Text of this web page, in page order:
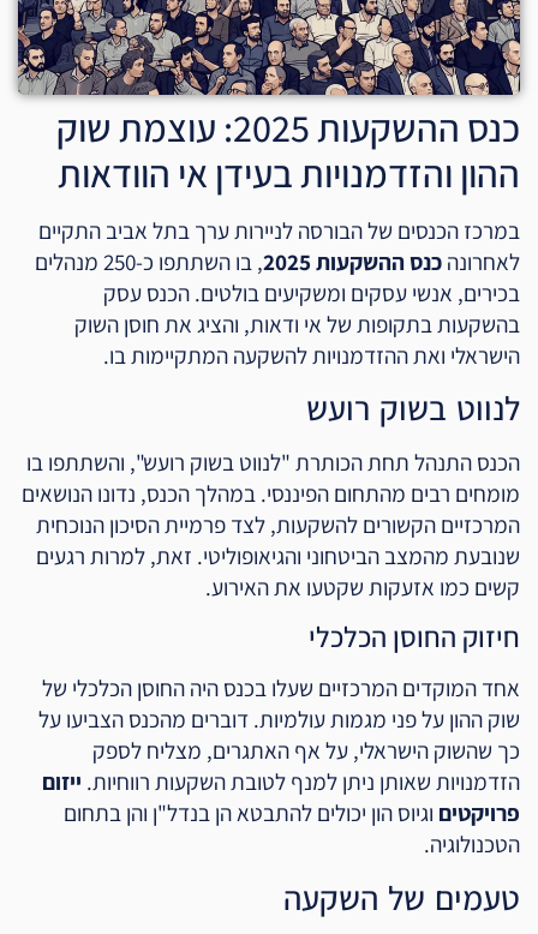
כנס ההשקעות 2025: עוצמת שוק
ההון והזדמנויות בעידן אי הוודאות
במרכז הכנסים של הבורסה לניירות ערך בתל אביב התקיים
לאחרונהכנס ההשקעות 2025
, בו השתתפו כ-250 מנהלים
בכירים, אנשי עסקים ומשקיעים בולטים. הכנס עסק
בהשקעות בתקופות של אי ודאות, והציג את חוסן השוק
הישראלי ואת ההזדמנויות להשקעה המתקיימות בו.
לנווט בשוק רועש
הכנס התנהל תחת הכותרת "לנווט בשוק רועש", והשתתפו בו
מומחים רבים מהתחום הפיננסי. במהלך הכנס, נדונו הנושאים
המרכזיים הקשורים להשקעות, לצד פרמיית הסיכון הנוכחית
שנובעת מהמצב הביטחוני והגיאופוליטי. זאת, למרות רגעים
קשים כמו אזעקות שקטעו את האירוע.
חיזוק החוסן הכלכלי
אחד המוקדים המרכזיים שעלו בכנס היה החוסן הכלכלי של
שוק ההון על פני מגמות עולמיות. דוברים מהכנס הצביעו על
כך שהשוק הישראלי, על אף האתגרים, מצליח לספק
הזדמנויות שאותן ניתן למנף לטובת השקעות רווחיות. ייזום
פרויקטים וגיוס הון יכולים להתבטא הן בנדל"ן והן בתחום
הטכנולוגיה.
טעמים של השקעה